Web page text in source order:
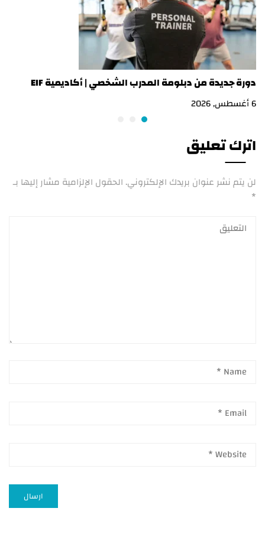
دورة جديدة من دبلومة المدرب الشخصي | أكاديمية EIF
6 أغسطس, 2026
اترك تعليق
لن يتم نشر عنوان بريدك الإلكتروني. الحقول الإلزامية مشار إليها بـ
*